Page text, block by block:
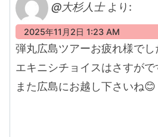
@大杉人士 より:
2025年11月2日 1:23 AM
弾丸広島ツアーお疲れ様でし
エキニシチョイスはさすがで
また広島にお越し下さいね😊